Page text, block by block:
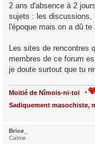
s
a
g
e
2 ans d'absence à 2
sujets : les discussions,
l'époque mais on a dû te
Les sites de rencontres
membres de ce forum
je doute surtout que tu
Moitié de Nîmois-ni-toi
Sadiquement masochiste,
Brice_
Calme